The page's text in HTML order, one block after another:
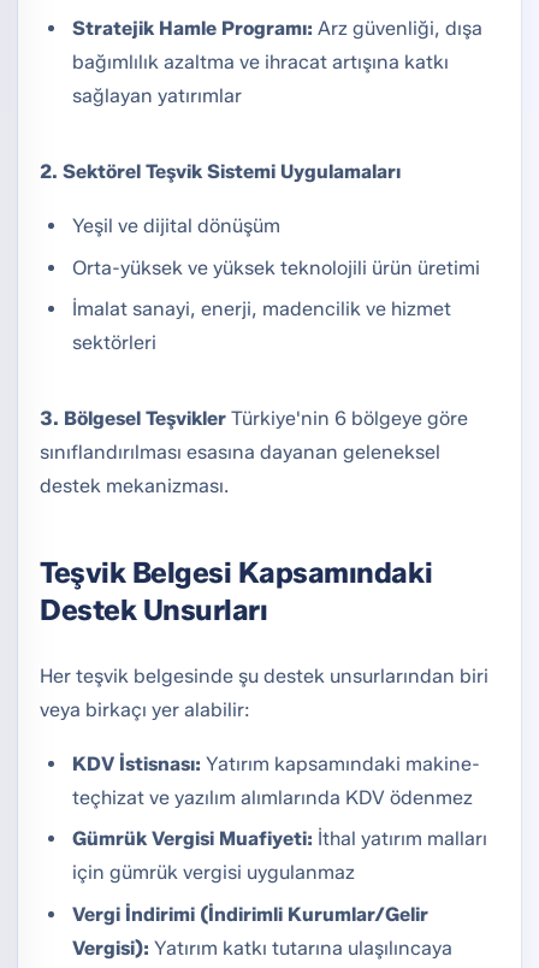
Stratejik Hamle Programı: Arz güvenliği, dışa
bağımlılık azaltma ve ihracat artışına katkı
sağlayan yatırımlar
2. Sektörel Teşvik Sistemi Uygulamaları
Yeşil ve dijital dönüşüm
Orta-yüksek ve yüksek teknolojili ürün üretimi
İmalat sanayi, enerji, madencilik ve hizmet
sektörleri
3. Bölgesel Teşvikler Türkiye'nin 6 bölgeye göre
sınıflandırılması esasına dayanan geleneksel
destek mekanizması.
Teşvik Belgesi Kapsamındaki
Destek Unsurları
Her teşvik belgesinde şu destek unsurlarından biri
veya birkaçı yer alabilir:
KDV İstisnası: Yatırım kapsamındaki makine-
teçhizat ve yazılım alımlarında KDV ödenmez
Gümrük Vergisi Muafiyeti: İthal yatırım malları
için gümrük vergisi uygulanmaz
Vergi İndirimi (İndirimli Kurumlar/Gelir
Vergisi): Yatırım katkı tutarına ulaşılıncaya